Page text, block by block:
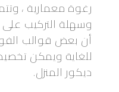
رغوة معمارية ،
وسهلة التركيب
أن بعض قوالب
للغاية ويمكن
ديكور المنزل.